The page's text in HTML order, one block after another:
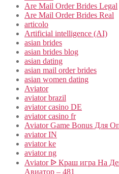
Are Mail Order Brides Legal
Are Mail Order Brides Real
articolo
Artificial intelligence (AI)
asian brides
asian brides blog
asian dating
asian mail order brides
asian women dating
Aviator
aviator brazil
aviator casino DE
aviator casino fr
Aviator Game Bonus Для
aviator IN
aviator ke
aviator ng
Aviator ᐉ Краш игра На
Авиатор – 481